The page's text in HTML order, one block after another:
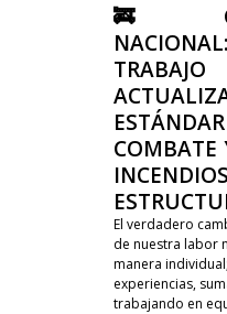
🚒
COMBATE
INCENDIOS
El verdadero
de nuestra labor
manera
experiencias,
trabajando en